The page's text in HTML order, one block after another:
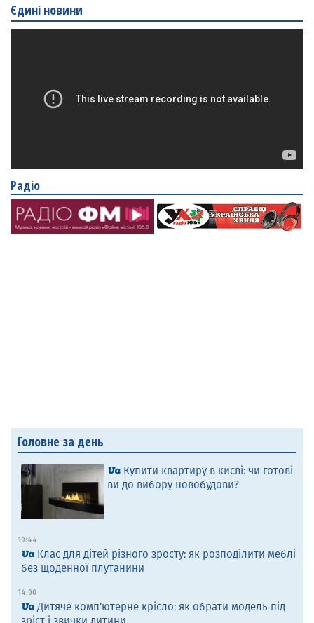
Єдині новини
Радіо
Головне за день
Купити квартиру в києві: чи готові
ви до вибору новобудови?
10:44
Клас для дітей різного зросту: як розподілити меблі
без щоденної плутанини
14:00
Дитяче комп’ютерне крісло: як обрати модель під